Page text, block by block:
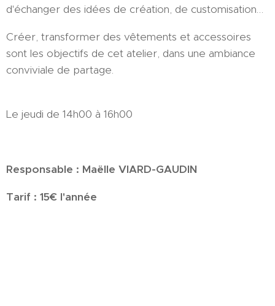
d'échanger des idées de création, de customisation…
Créer, transformer des vêtements et accessoires
sont les objectifs de cet atelier, dans une ambiance
conviviale de partage.
Le jeudi de 14h00 à 16h00
Responsable : Maëlle VIARD-GAUDIN
Tarif : 15€ l'année